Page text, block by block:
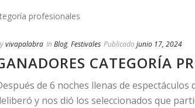
vivapalabra In Blog, Festivales Publicado junio 17, 2024
CATEGORÍA
de 6 noches llenas de
y nos dió los seleccionados que